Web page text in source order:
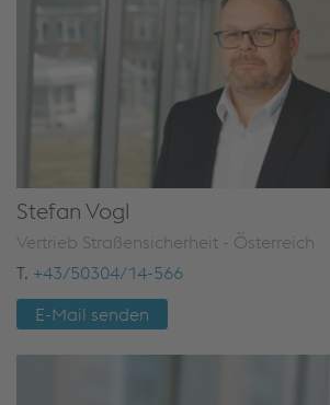
Stefan Vogl
Vertrieb Straßensicherheit - Österreich
T. +43/50304/14-566
E-Mail senden